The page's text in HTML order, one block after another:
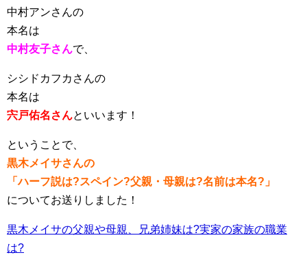
中村アンさんの
本名は
中村友子さんで、
シシドカフカさんの
本名は
宍戸佑名さんといいます ！
ということで、
黒木メイサさんの
「ハーフ説は?スペイン?父親・母親は?名前は本名?」
についてお送りしました！
黒木メイサの父親や母親、兄弟姉妹は?実家の家族の職業
は?